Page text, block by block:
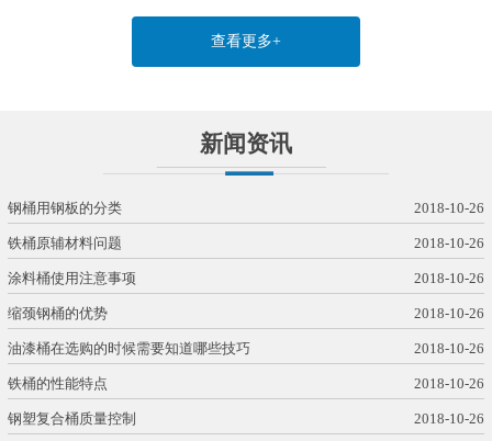
查看更多+
新闻资讯
钢桶用钢板的分类 2018-10-26
铁桶原辅材料问题 2018-10-26
涂料桶使用注意事项 2018-10-26
缩颈钢桶的优势 2018-10-26
油漆桶在选购的时候需要知道哪些技巧 2018-10-26
铁桶的性能特点 2018-10-26
钢塑复合桶质量控制 2018-10-26